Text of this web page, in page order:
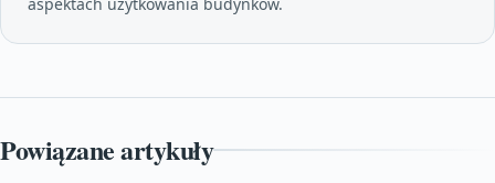
Powiązane artykuły